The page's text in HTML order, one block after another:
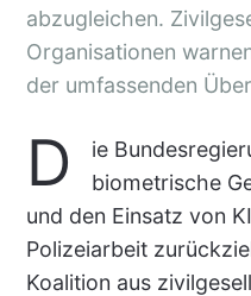
abzugleichen.
Organisationen
der umfassenden
D
ie
biometrische
und den Einsatz von
Polizeiarbeit
Koalition aus